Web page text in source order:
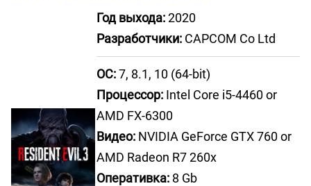
Год выхода:2020
Разработчики: CAPCOM Co Ltd
ОС:7, 8.1, 10 (64-bit)
Процессор: Intel Core i5-4460 or
AMD FX-6300
Видео: NVIDIA GeForce GTX 760 or
AMD Radeon R7 260x
Оперативка: 8 Gb